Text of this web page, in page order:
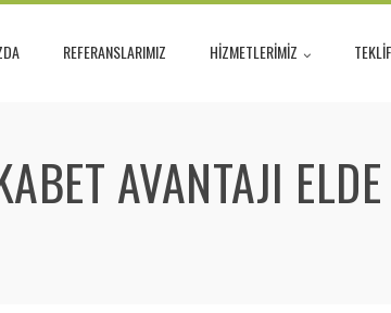
REFERANSLARIMIZ HİZMETLERİMİZ
AVANTAJI